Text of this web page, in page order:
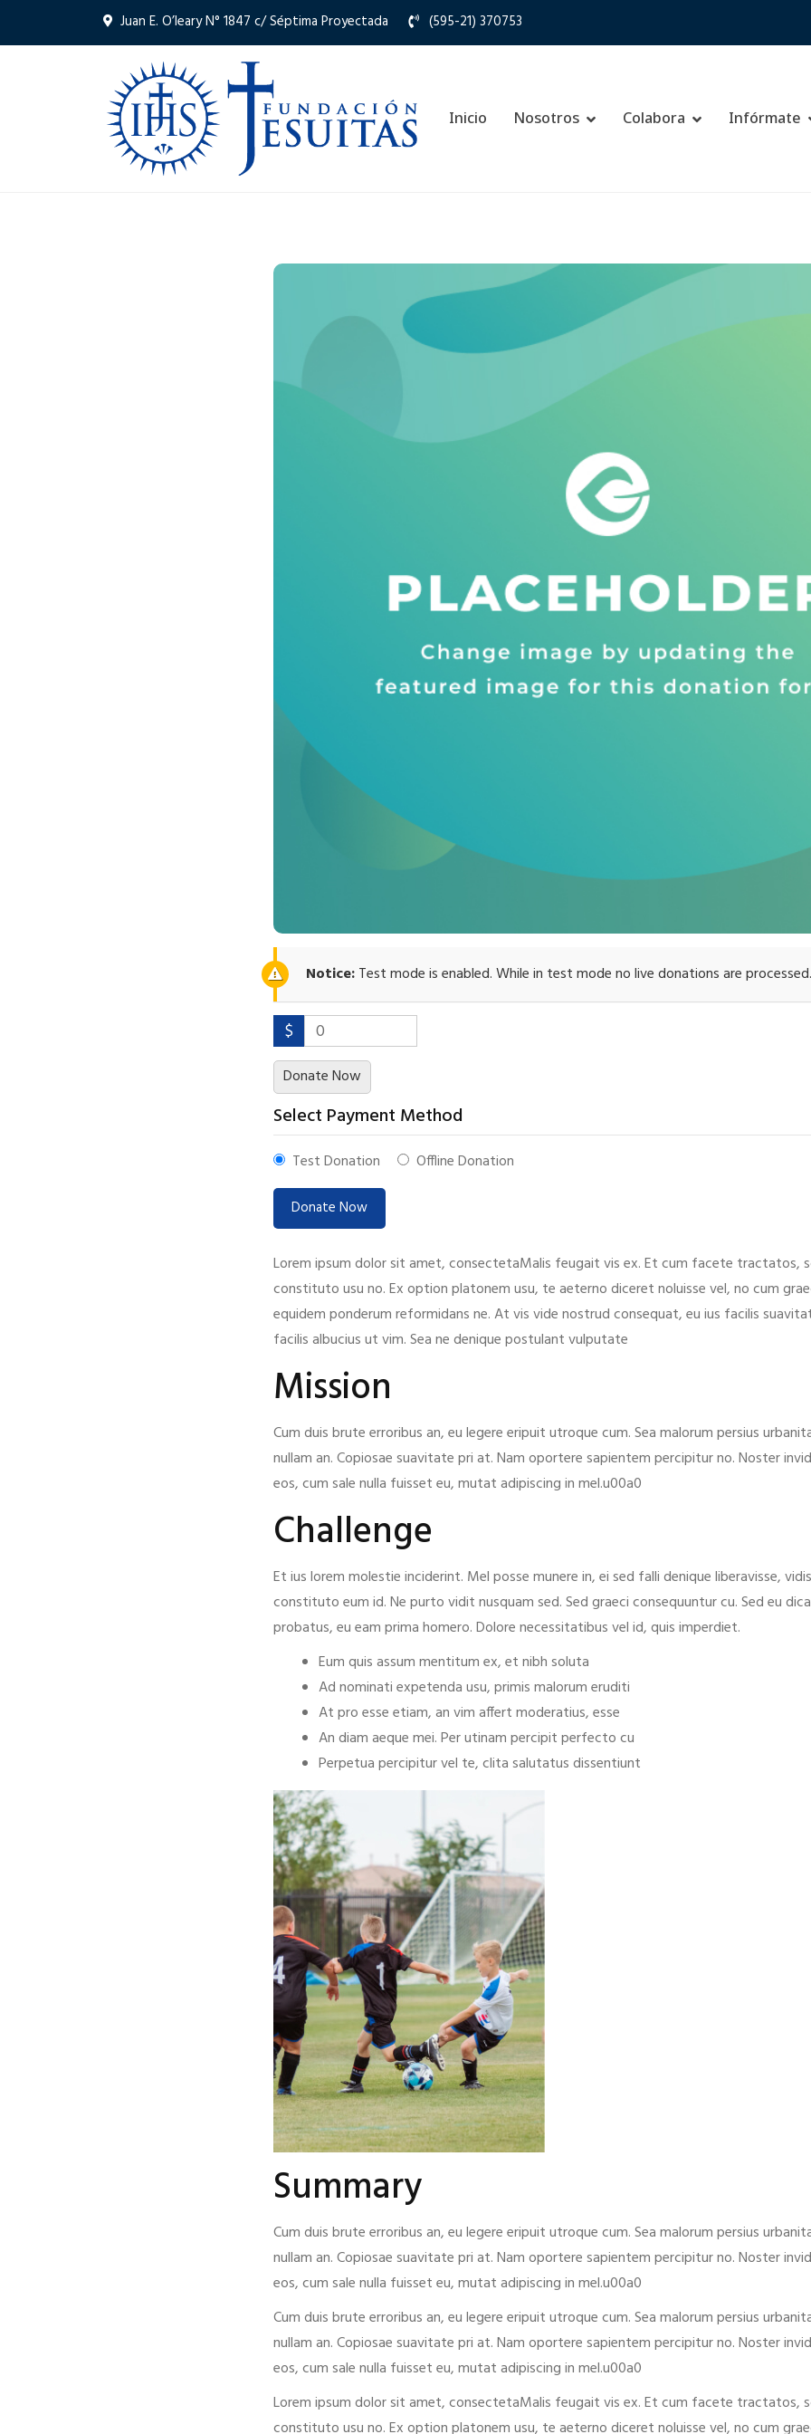
Juan E. O’leary N° 1847 c/ Séptima Proyectada (595-21) 370753
Inicio Nosotros Colabora Infórmate
Notice:Test mode is enabled. While in test mode no live donations are processed.
$ 0
Donate Now
Select Payment Method
Test Donation Offline Donation
Lorem ipsum dolor sit amet, consectetaMalis feugait vis ex. Et cum facete tractatos,
constituto usu no. Ex option platonem usu, te aeterno diceret noluisse vel, no cum
equidem ponderum reformidans ne. At vis vide nostrud consequat, eu ius facilis
facilis albucius ut vim. Sea ne denique postulant vulputate
Mission
Cum duis brute erroribus an, eu legere eripuit utroque cum. Sea malorum persius
nullam an. Copiosae suavitate pri at. Nam oportere sapientem percipitur no. Noster
eos, cum sale nulla fuisset eu, mutat adipiscing in mel.u00a0
Challenge
Et ius lorem molestie inciderint. Mel posse munere in, ei sed falli denique liberavisse,
constituto eum id. Ne purto vidit nusquam sed. Sed graeci consequuntur cu. Sed eu
probatus, eu eam prima homero. Dolore necessitatibus vel id, quis imperdiet.
Eum quis assum mentitum ex, et nibh soluta
Ad nominati expetenda usu, primis malorum eruditi
At pro esse etiam, an vim affert moderatius, esse
An diam aeque mei. Per utinam percipit perfecto cu
Perpetua percipitur vel te, clita salutatus dissentiunt
Summary
Cum duis brute erroribus an, eu legere eripuit utroque cum. Sea malorum persius
nullam an. Copiosae suavitate pri at. Nam oportere sapientem percipitur no. Noster
eos, cum sale nulla fuisset eu, mutat adipiscing in mel.u00a0
Cum duis brute erroribus an, eu legere eripuit utroque cum. Sea malorum persius
nullam an. Copiosae suavitate pri at. Nam oportere sapientem percipitur no. Noster
eos, cum sale nulla fuisset eu, mutat adipiscing in mel.u00a0
Lorem ipsum dolor sit amet, consectetaMalis feugait vis ex. Et cum facete tractatos,
constituto usu no. Ex option platonem usu, te aeterno diceret noluisse vel, no cum